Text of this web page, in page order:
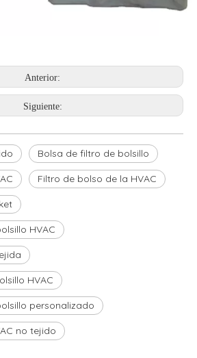
Anterior:
Siguiente:
Bolsa de filtro de bolsillo
Filtro de bolso de la HVAC
HVAC
HVAC
personalizado
no tejido